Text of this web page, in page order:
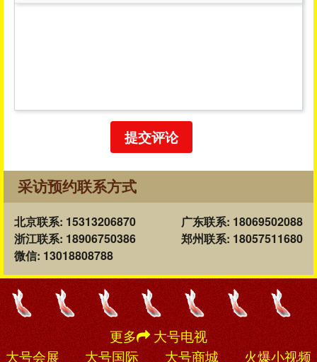
提交评论
采访预约联系方式
北京联系: 15313206870
广东联系: 18069502088
浙江联系: 18906750386
郑州联系: 18057511680
微信: 13018808788
更多
大号电视
大号会展
大号国际 大号商城 火爆小视频